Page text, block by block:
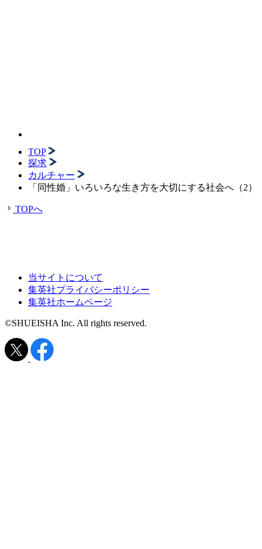
TOP
探求
カルチャー
「同性婚」いろいろな生き方を大切にする社会へ（2）
TOPへ
当サイトについて
集英社プライバシーポリシー
集英社ホームページ
©SHUEISHA Inc. All rights reserved.